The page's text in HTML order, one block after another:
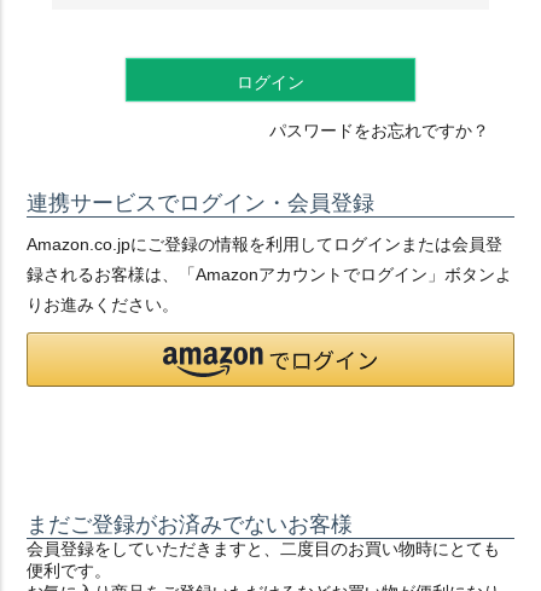
ログイン
パスワードをお忘れですか？
連携サービスでログイン・会員登録
Amazon.co.jpにご登録の情報を利用してログインまたは会員登
録されるお客様は、「Amazonアカウントでログイン」ボタンよ
りお進みください。
まだご登録がお済みでないお客様
会員登録をしていただきますと、二度目のお買い物時にとても
便利です。